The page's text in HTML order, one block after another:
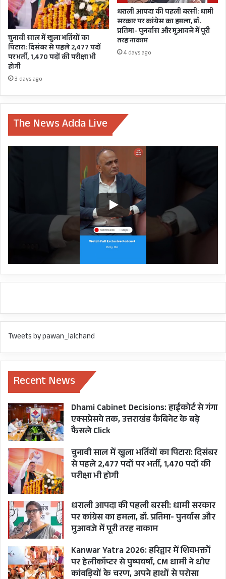
DEVSTHANAM BOARD
TIRTH PUROHITT
TRIVENDRA SINGH RAWAT
चुनावी साल में खुला भर्तियों का
पिटारा: दिसंबर से पहले 2,477 पदों
पर भर्ती, 1,470 पदों की परीक्षा भी
होगी
3 days ago
धराली आपदा की पहली बरसी: धामी
सरकार पर कांग्रेस का हमला, डॉ.
प्रतिमा- पुनर्वास और मुआवजे में पूरी
तरह नाकाम
4 days ago
The News Adda Live
Tweets by pawan_lalchand
Recent News
Dhami Cabinet Decisions: हाईकोर्ट से गंगा
एक्सप्रेसवे तक, उत्तराखंड कैबिनेट के बड़े
फैसले Click
चुनावी साल में खुला भर्तियों का पिटारा: दिसंबर
से पहले 2,477 पदों पर भर्ती, 1,470 पदों की
परीक्षा भी होगी
धराली आपदा की पहली बरसी: धामी सरकार
पर कांग्रेस का हमला, डॉ. प्रतिमा- पुनर्वास और
मुआवजे में पूरी तरह नाकाम
Kanwar Yatra 2026: हरिद्वार में शिवभक्तों
पर हेलीकॉप्टर से पुष्पवर्षा, CM धामी ने धोए
कांवड़ियों के चरण, अपने हाथों से परोसा